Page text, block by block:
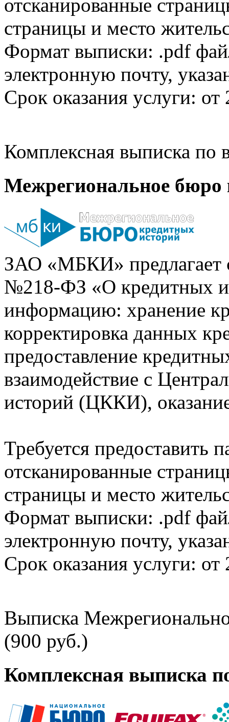
отсканированные
страницы и место
Формат выписки: .pdf
электронную почту,
Срок оказания услуги: от
Комплексная выписка
Межрегиональное бюро
ЗАО «МБКИ» предлагает
№218-ФЗ «О кредитных
информацию: хранение
корректировка данных
предоставление
взаимодействие с
историй (ЦККИ),
Требуется предоставить
отсканированные
страницы и место
Формат выписки: .pdf
электронную почту,
Срок оказания услуги: от
Выписка
(900 руб.)
Комплексная выписка